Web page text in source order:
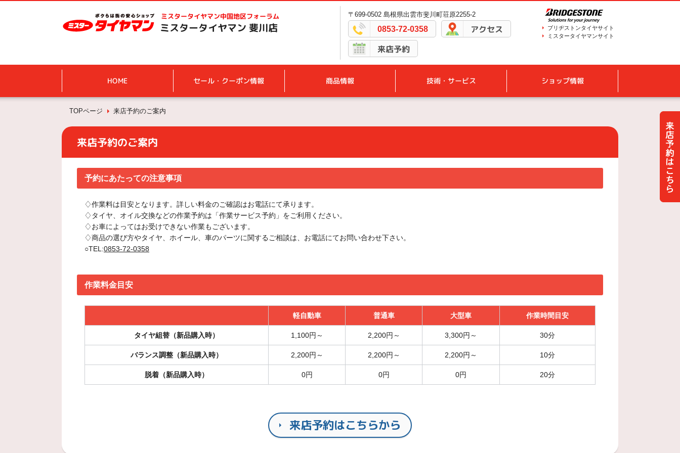
ミスタータイヤマン中国地区フォーラム
ミスタータイヤマン 斐川店
〒699-0502 島根県出雲市斐川町荘原2255-2
0853-72-0358 アクセス
来店予約
ブリヂストンタイヤサイト
ミスタータイヤマンサイト
HOME セール・クーポン情報 商品情報 技術・サービス ショップ情報
TOPページ 来店予約のご案内
来店予約のご案内
予約にあたっての注意事項
♢作業料は目安となります。詳しい料金のご確認はお電話にて承ります。
♢タイヤ、オイル交換などの作業予約は「作業サービス予約」をご利用ください。
♢お車によってはお受けできない作業もございます。
♢商品の選び方やタイヤ、ホイール、車のパーツに関するご相談は、お電話にてお問い合わせ下さい。
○TEL:0853-72-0358
作業料金目安
軽自動車 普通車 大型車 作業時間目安
タイヤ組替（新品購入時） 1,100円～ 2,200円～ 3,300円～ 30分
バランス調整（新品購入時） 2,200円～ 2,200円～ 2,200円～ 10分
脱着（新品購入時） 0円 0円 0円 20分
来店予約はこちらから